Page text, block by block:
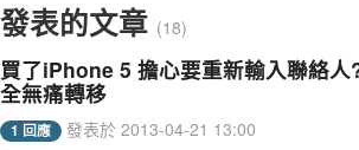
發表的文章 (18)
買了iPhone 5 擔心要重新輸入聯絡
全無痛轉移
1 回應 發表於 2013-04-21 13:00